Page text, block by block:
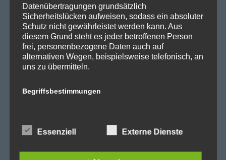
Wichtige Links
SPD in Startseite
Datenübertragungen grundsätzlich
Sicherheitslücken aufweisen, sodass ein absoluter
Schutz nicht gewährleistet werden kann. Aus
diesem Grund steht es jeder betroffenen Person
frei, personenbezogene Daten auch auf
alternativen Wegen, beispielsweise telefonisch, an
uns zu übermitteln.
Begriffsbestimmungen
Begrifflichkeiten, die durch den Europäischen
Richtlinien- und Verordnungsgeber beim Erlass
verwendet wurden. Unsere Datenschutzerklärung
Essenziell Externe Dienste